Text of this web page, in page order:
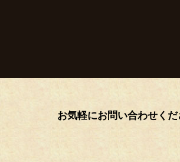
お気軽にお問い合わせくだ